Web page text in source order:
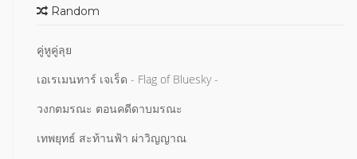
Random
คู่หูคู่ลุย
เอเรเมนทาร์ เจเร็ด - Flag of Bluesky -
วงกตมรณะ ตอนคดีดาบมรณะ
เทพยุทธ์ สะท้านฟ้า ผ่าวิญญาณ